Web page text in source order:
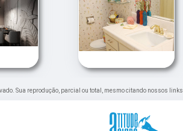
Sua reprodução, parcial ou total, mesmo citando nossos